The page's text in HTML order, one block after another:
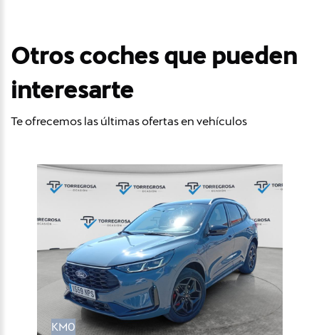
Otros coches que pueden
interesarte
Te ofrecemos las últimas ofertas en vehículos
KM0